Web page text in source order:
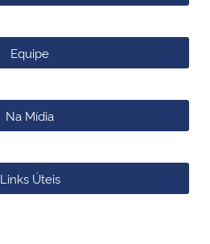
Equipe
Na Mídia
Links Úteis